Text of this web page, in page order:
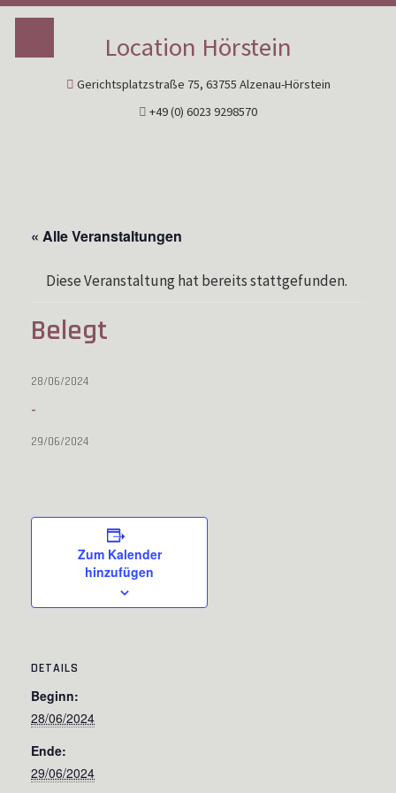
Location Hörstein
Gerichtsplatzstraße 75, 63755 Alzenau-Hörstein
+49 (0) 6023 9298570
« Alle Veranstaltungen
Diese Veranstaltung hat bereits stattgefunden.
Belegt
28/06/2024
-
29/06/2024
Zum Kalender
hinzufügen
DETAILS
Beginn:
28/06/2024
Ende:
29/06/2024